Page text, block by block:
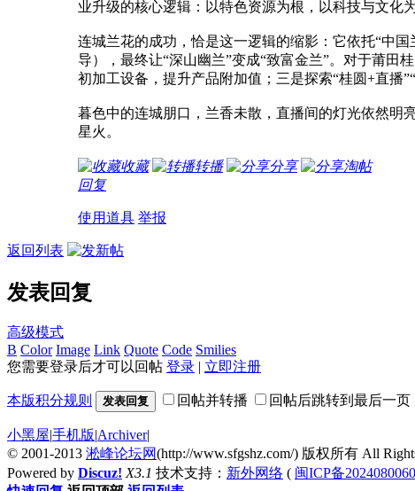
业升级的核心逻辑：以特色资源为根，以科技与文化
连城兰花的成功，恰是这一逻辑的缩影：它依托“中
导），最终让“深山幽兰”变成“致富金兰”。对于莆田
初加工设备，提升产品附加值；三是探索“桂圆+直播
暮色中的连城朋口，兰香未散，直播间的灯光依然
星火。
收藏 转播 分享
淘帖
回复
使用道具 举报
返回列表
发表回复
高级模式
B Color Image Link Quote Code Smilies
您需要登录后才可以回帖 登录 | 立即注册
本版积分规则 发表回复 回帖并转播 回帖后跳转到最后一页
小黑屋|手机版|Archiver|
© 2001-2013 淞峰论坛网(http://www.sfgshz.com/) 版权所有 All
Powered by Discuz! X3.1 技术支持： 新外网络 ( 闽ICP备